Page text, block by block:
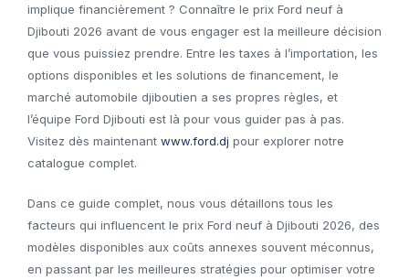
implique financièrement ? Connaître le prix Ford neuf à
Djibouti 2026 avant de vous engager est la meilleure décision
que vous puissiez prendre. Entre les taxes à l’importation, les
options disponibles et les solutions de financement, le
marché automobile djiboutien a ses propres règles, et
l’équipe Ford Djibouti est là pour vous guider pas à pas.
Visitez dès maintenant www.ford.dj pour explorer notre
catalogue complet.
Dans ce guide complet, nous vous détaillons tous les
facteurs qui influencent le prix Ford neuf à Djibouti 2026, des
modèles disponibles aux coûts annexes souvent méconnus,
en passant par les meilleures stratégies pour optimiser votre